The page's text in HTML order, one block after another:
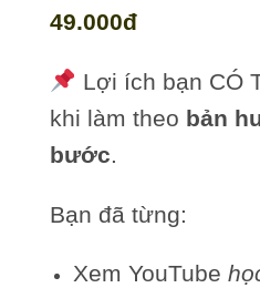
49.000đ
Lợi ích bạn CÓ
khi làm theo bản
bước.
Bạn đã từng:
Xem YouTube